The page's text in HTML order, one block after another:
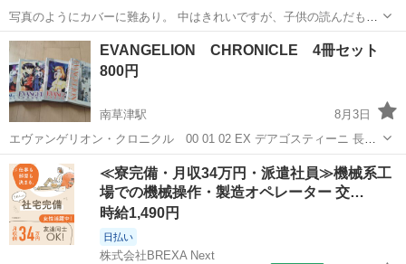
写真のようにカバーに難あり。 中はきれいですが、子供の読んだもの
なので、神経質な方はご遠慮ください。 自宅近くまで取りに来て頂け
る方に。 #白數哲久 #図鑑
滋賀 大津市
EVANGELION CHRONICLE 4冊セット
800円
南草津駅
8月3日
エヴァンゲリオン・クロニクル 00 01 02 EX デアゴスティーニ 長期
保管のため神経質な方はご遠慮下さい。 大切にコレクションしていま
したが、見返すこともなくなり、作品を好きな方にお譲りしたいと思
っています。
滋賀 草津市 南草津駅 マンガ、コミック、アニメ
エヴァンゲリオン
≪寮完備・月収34万円・派遣社員≫機械系工
場での機械操作・製造オペレーター 交…
時給1,490円
日払い
株式会社BREXA Next